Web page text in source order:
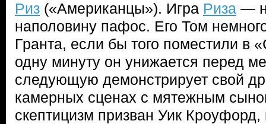
Риз («Американцы»). Игра Риза —
наполовину пафос. Его Том
Гранта, если бы того поместили в
одну минуту он унижается перед
следующую демонстрирует свой
камерных сценах с мятежным
скептицизм призван Уик Кроуфорд,